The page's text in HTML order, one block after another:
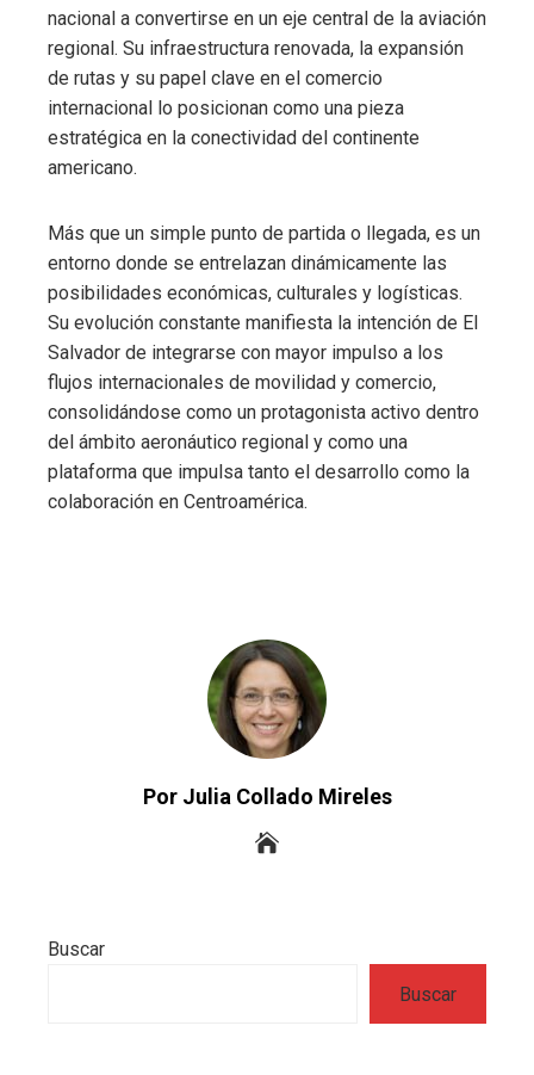
nacional a convertirse en un eje central de la aviación
regional. Su infraestructura renovada, la expansión
de rutas y su papel clave en el comercio
internacional lo posicionan como una pieza
estratégica en la conectividad del continente
americano.
Más que un simple punto de partida o llegada, es un
entorno donde se entrelazan dinámicamente las
posibilidades económicas, culturales y logísticas.
Su evolución constante manifiesta la intención de El
Salvador de integrarse con mayor impulso a los
flujos internacionales de movilidad y comercio,
consolidándose como un protagonista activo dentro
del ámbito aeronáutico regional y como una
plataforma que impulsa tanto el desarrollo como la
colaboración en Centroamérica.
Por Julia Collado Mireles
Buscar
Buscar